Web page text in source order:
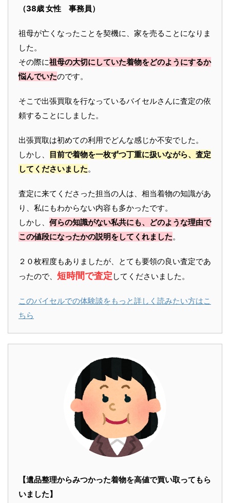
（38歳 女性 事務員）
祖母が亡くなったことを契機に、家を売ることになりま
した。
その際に祖母の大切にしていた着物をどのようにするか
悩んでいたのです。
そこで出張買取を行なっているバイセルさんに査定の依
頼することにしました。
出張買取は初めての利用でどんな感じか不安でした。
しかし、
目前で着物を一枚ずつ丁重に扱いながら、査定
してくださいました。
査定に来てくださった担当の人は、相当着物の知識があ
り、私にもわからない内容も多かったです。
しかし、 何らの知識がない私共にも、どのような理由で
この値段になったかの説明をしてくれました。
２０枚程度もありましたが、とても要領の良い査定であ
ったので、 短時間で査定 してくださいました。
このバイセルでの体験談をもっと詳しく読みたい方はこ
ちら
【遺品整理からみつかった着物を高値で買い取ってもら
いました】